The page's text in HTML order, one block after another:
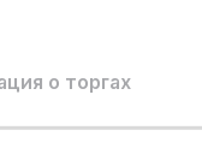
о торгах